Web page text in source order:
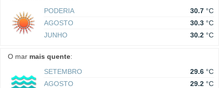
PODERIA
30.7 °C
AGOSTO
30.3 °C
JUNHO
30.2 °C
O mar mais quente:
SETEMBRO
29.6 °C
AGOSTO
29.2 °C